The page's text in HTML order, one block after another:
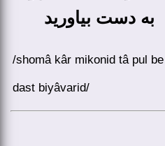
به دست بیاورید
/shomâ kâr mikonid tâ pul be
dast biyâvarid/